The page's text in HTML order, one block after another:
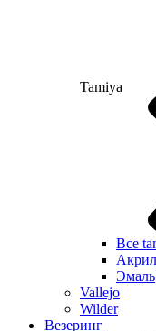
Tamiya
Все
Акрил
Эмаль
Vallejo
Wilder
Везеринг